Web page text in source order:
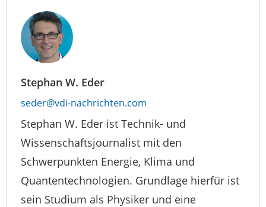
Stephan W. Eder
seder@vdi-nachrichten.com
Stephan W. Eder ist Technik- und
Wissenschaftsjournalist mit den
Schwerpunkten Energie, Klima und
Quantentechnologien. Grundlage hierfür ist
sein Studium als Physiker und eine